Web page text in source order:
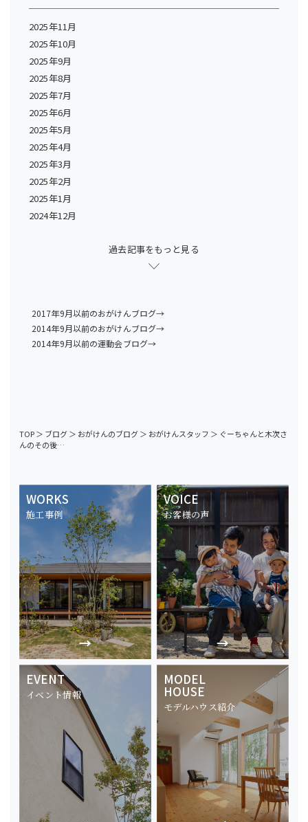
2025年11月
2025年10月
2025年9月
2025年8月
2025年7月
2025年6月
2025年5月
2025年4月
2025年3月
2025年2月
2025年1月
2024年12月
過去記事をもっと見る
2017年9月以前のおがけんブログ→
2014年9月以前のおがけんブログ→
2014年9月以前の運動会ブログ→
TOP＞ ブログ＞ おがけんのブログ＞ おがけんスタッフ ＞ ぐーちゃんと木次さ
んのその後…
WORKS
施工事例
VOICE
お客様の声
EVENT
イベント情報
MODEL
HOUSE
モデルハウス紹介